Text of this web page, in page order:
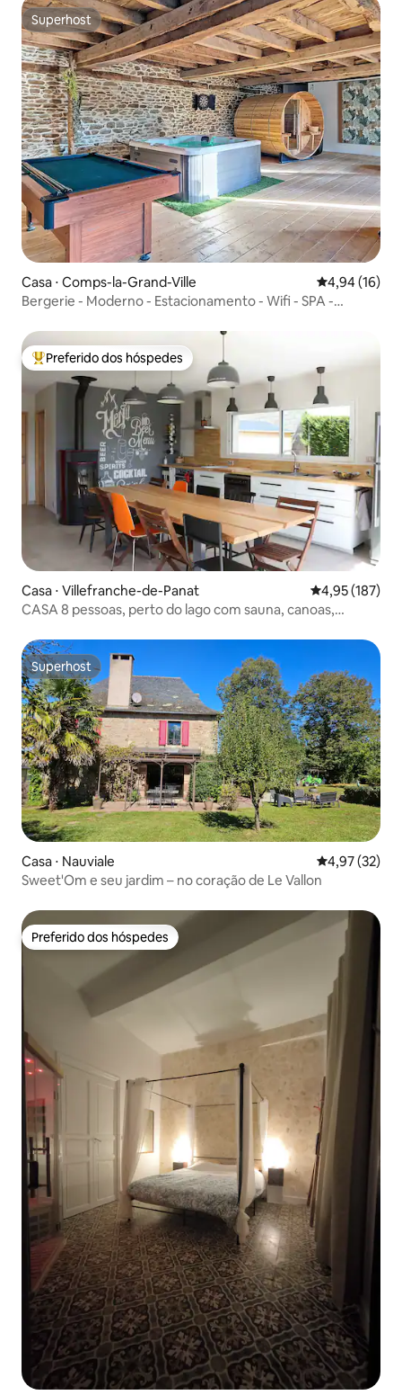
Superhost
Superhost
Casa ⋅ Comps-la-Grand-Ville 4,94 de uma
4,94 (16)
Bergerie - Moderno - Estacionamento - Wifi - SPA -
Entre os melhores preferidos dos hóspedes
Preferido dos hóspedes
Casa ⋅ Villefranche-de-Panat 4,95 de uma
4,95 (187)
CASA 8 pessoas, perto do lago com sauna, canoas,
Superhost
Superhost
Casa ⋅ Nauviale 4,97 de uma
4,97 (32)
Sweet'Om e seu jardim – no coração de Le Vallon
Preferido dos hóspedes
Preferido dos hóspedes